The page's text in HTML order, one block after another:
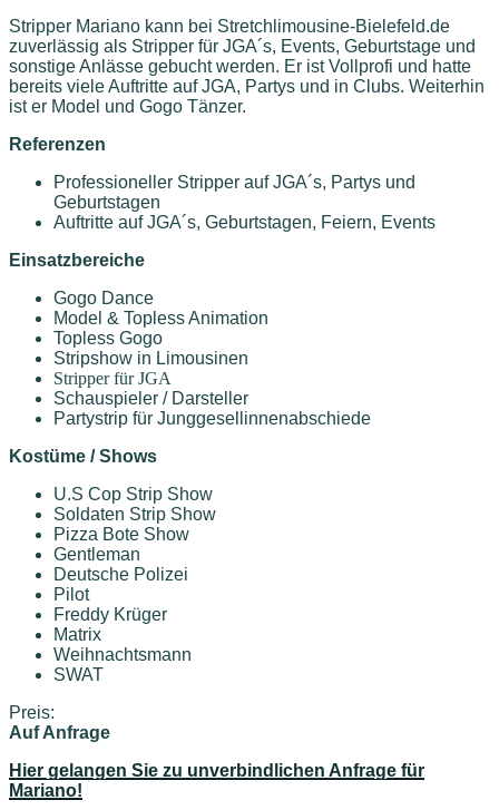
Stripper Mariano kann bei Stretchlimousine-Bielefeld.de
zuverlässig als Stripper für JGA´s, Events, Geburtstage und
sonstige Anlässe gebucht werden. Er ist Vollprofi und hatte
bereits viele Auftritte auf JGA, Partys und in Clubs. Weiterhin
ist er Model und Gogo Tänzer.
Referenzen
Professioneller Stripper auf JGA´s, Partys und
Geburtstagen
Auftritte auf JGA´s, Geburtstagen, Feiern, Events
Einsatzbereiche
Gogo Dance
Model & Topless Animation
Topless Gogo
Stripshow in Limousinen
Stripper für JGA
Schauspieler / Darsteller
Partystrip für Junggesellinnenabschiede
Kostüme / Shows
U.S Cop Strip Show
Soldaten Strip Show
Pizza Bote Show
Gentleman
Deutsche Polizei
Pilot
Freddy Krüger
Matrix
Weihnachtsmann
SWAT
Preis:
Auf Anfrage
Hier gelangen Sie zu unverbindlichen Anfrage für
Mariano!